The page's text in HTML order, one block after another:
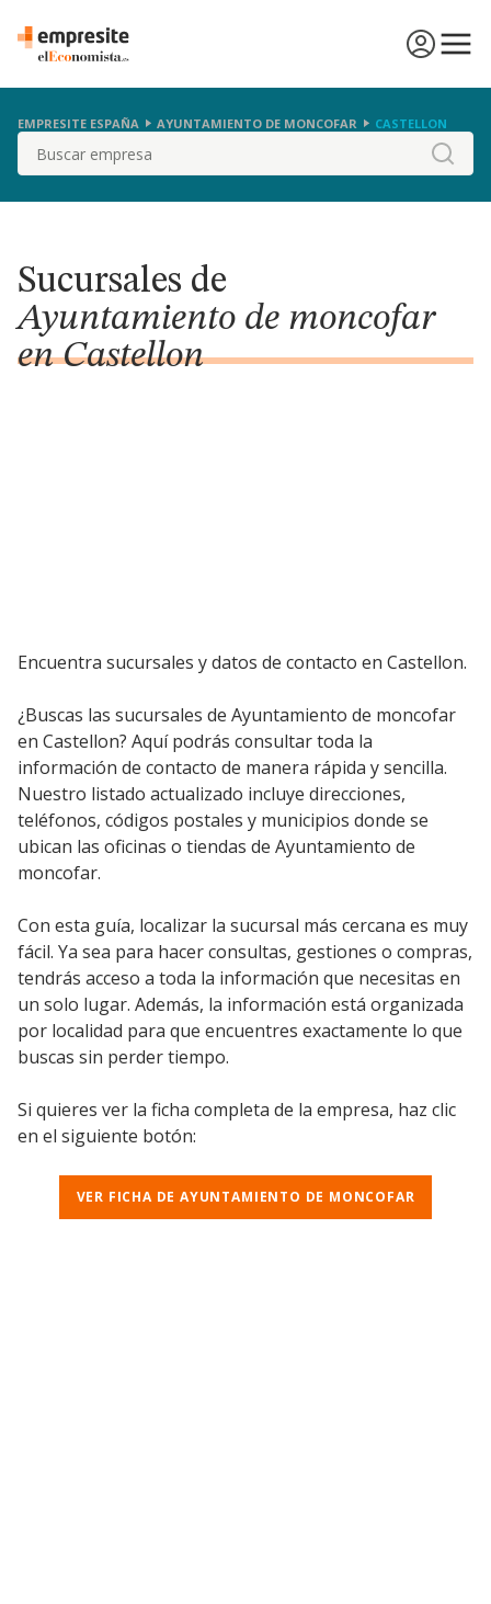
EMPRESITE ESPAÑA AYUNTAMIENTO DE MONCOFAR CASTELLON
Buscar
Sucursales de
Ayuntamiento de moncofar
en Castellon
Encuentra sucursales y datos de contacto en Castellon.
¿Buscas las sucursales de Ayuntamiento de moncofar
en Castellon? Aquí podrás consultar toda la
información de contacto de manera rápida y sencilla.
Nuestro listado actualizado incluye direcciones,
teléfonos, códigos postales y municipios donde se
ubican las oficinas o tiendas de Ayuntamiento de
moncofar.
Con esta guía, localizar la sucursal más cercana es muy
fácil. Ya sea para hacer consultas, gestiones o compras,
tendrás acceso a toda la información que necesitas en
un solo lugar. Además, la información está organizada
por localidad para que encuentres exactamente lo que
buscas sin perder tiempo.
Si quieres ver la ficha completa de la empresa, haz clic
en el siguiente botón:
VER FICHA DE AYUNTAMIENTO DE MONCOFAR